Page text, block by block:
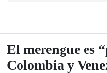
El merengue es
Colombia y